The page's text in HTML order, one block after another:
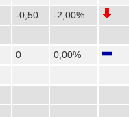
-0,50
-2,00%
0
0,00%